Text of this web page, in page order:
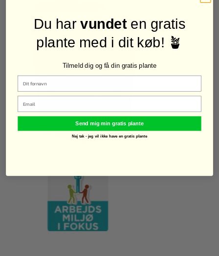
Du harvundeten gratis
plante med i dit køb! 🪴
Tilmeld dig og få din gratis plante
Email
Send mig min gratis plante
Nej tak - jeg vil ikke have en gratis plante